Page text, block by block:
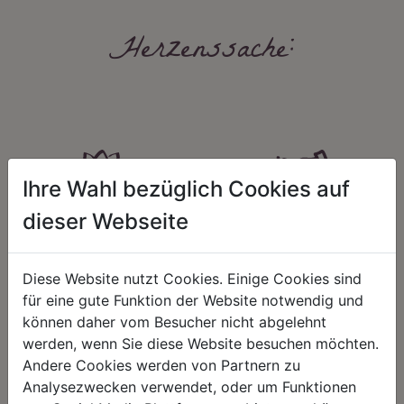
Herzenssache:
HARMONIE
Unser Sortiment steht für ein
schenken natürliche, stilvolle
Momente für harmonische Stunden
zu Hause – den Ort, an dem
Menschen sich geborgen fühlen und
positive Energie schöpfen.
Nicht immer ist der günstigste Preis
fair – im Hinblick auf unsere
Kalkulation, angemessene
Entlohnung und unsere
nachhaltigen, gewachsenen
Geschäftsbeziehungen.
Ihre Wahl bezüglich Cookies auf
dieser Webseite
Diese Website nutzt Cookies. Einige Cookies sind
für eine gute Funktion der Website notwendig und
können daher vom Besucher nicht abgelehnt
werden, wenn Sie diese Website besuchen möchten.
Andere Cookies werden von Partnern zu
Analysezwecken verwendet, oder um Funktionen